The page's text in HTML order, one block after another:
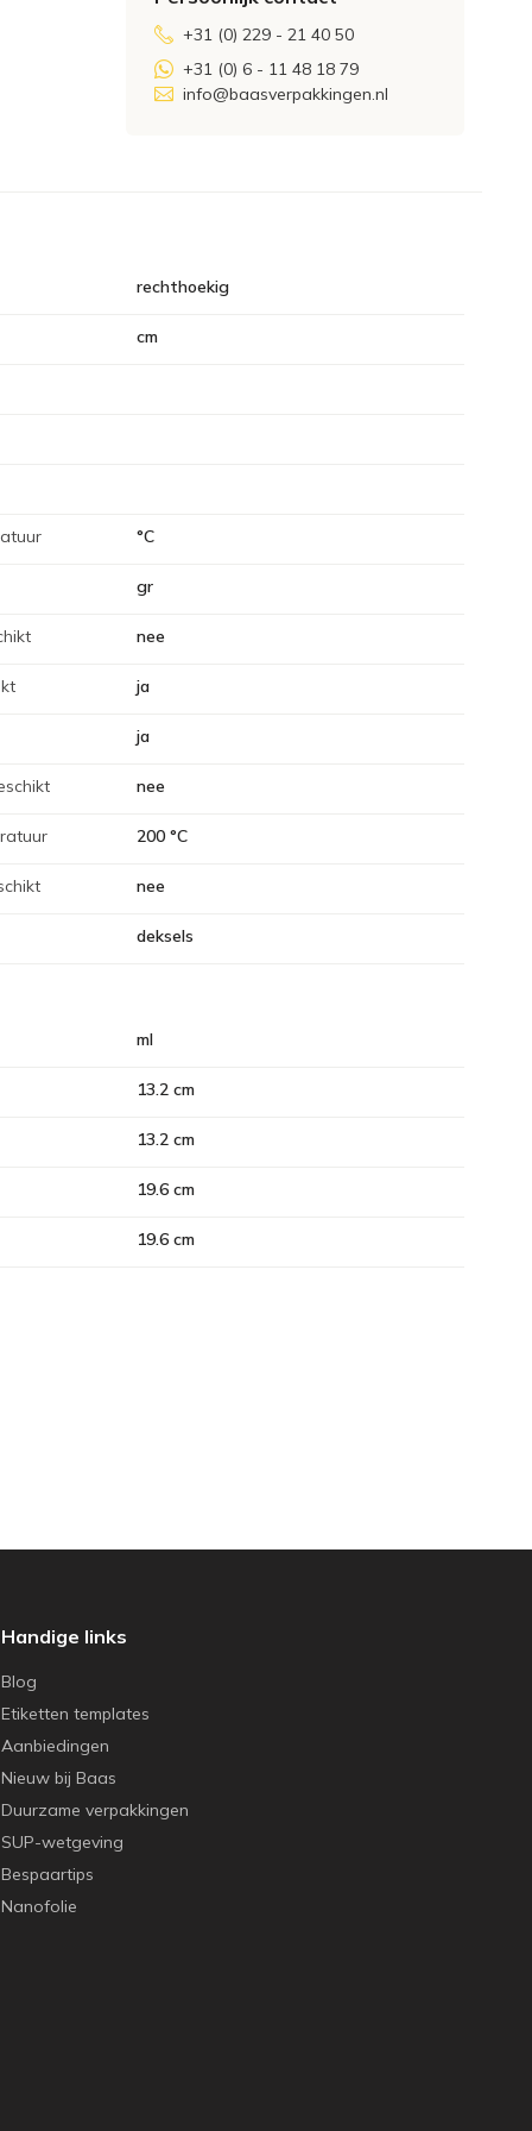
+31 (0) 229 - 21 40 50
+31 (0) 6 - 11 48 18 79
info@baasverpakkingen.nl
rechthoekig
cm
°C
gr
nee
ja
ja
nee
200 °C
nee
deksels
ml
13.2 cm
13.2 cm
19.6 cm
19.6 cm
Handige links
Blog
Etiketten templates
Aanbiedingen
Nieuw bij Baas
Duurzame verpakkingen
SUP-wetgeving
Bespaartips
Nanofolie